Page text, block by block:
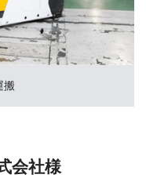
搬
会社様